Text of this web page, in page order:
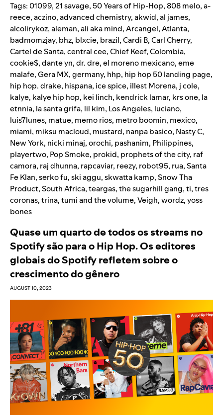
Tags:01099,21 savage, 50 Years of Hip-Hop, 808 melo,a-
reece,aczino,advanced chemistry,akwid,al james,
alcolirykoz,aleman,ali aka mind,Arcangel,Atlanta,
badmomzjay, bhz, blxcie, brazil,Cardi B,Carl Cherry,
Cartel de Santa,central cee,Chief Keef,Colombia,
cookie$,dante yn,dr. dre,el moreno mexicano,eme
malafe,Gera MX,germany, hhp, hip hop 50 landing page,
hip hop. drake, hispana, ice spice, illest Morena, j cole,
kalye, kalye hip hop, kei linch, kendrick lamar, krs one, la
etnnia, la santa grifa, lil kim, Los Angeles, luciano,
luis7lunes, matue, memo rios, metro boomin, mexico,
miami, miksu macloud, mustard, nanpa basico, Nasty C,
New York, nicki minaj,orochi, pashanim, Philippines,
playertwo, Pop Smoke, prokid, prophets of the city, raf
camora, raj dhunna, rapcaviar, reezy, robot95, rua,Santa
Fe Klan,serko fu,ski aggu,skwatta kamp,Snow Tha
Product,South Africa,teargas,the sugarhill gang,ti,tres
coronas,trina,tumi and the volume,Veigh,wordz,yoss
bones
Quase um quarto de todos os streams no
Spotify são para o Hip Hop. Os editores
globais do Spotify refletem sobre o
crescimento do gênero
AUGUST 10, 2023